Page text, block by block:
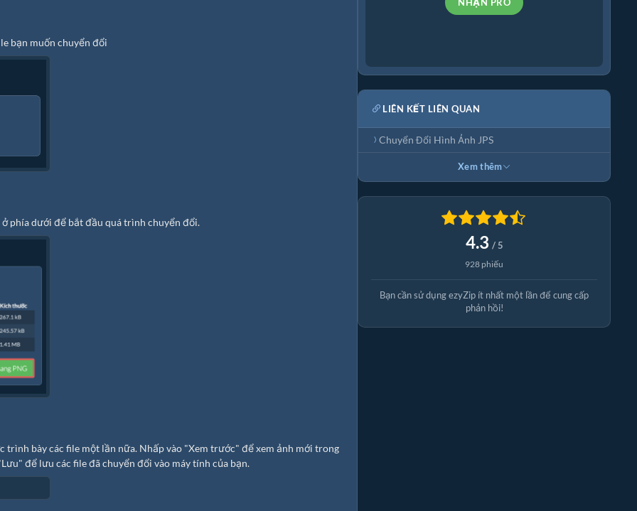
bạn muốn chuyển đổi
ở phía dưới để bắt đầu quá trình chuyển đổi.
bày các file một lần nữa. Nhấp vào "Xem trước" để xem ảnh mới trong
để lưu các file đã chuyển đổi vào máy tính của bạn.
LIÊN KẾT LIÊN QUAN
Chuyển Đổi Hình Ảnh JPS
Xem thêm
4.3 / 5
928 phiếu
Bạn cần sử dụng ezyZip ít nhất một lần để cung cấp
phản hồi!